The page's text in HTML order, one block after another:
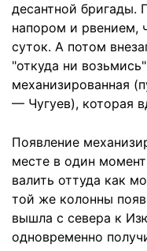
десантной бригады.
напором и рвением,
суток. А потом
"откуда ни
механизированная
— Чугуев), которая
Появление
месте в один
валить оттуда как
той же колонны
вышла с севера к
одновременно